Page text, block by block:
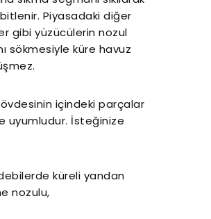
Piyasadaki diğer
gibi yüzücülerin nozul
sökmesiyle küre havuz
içindeki parçalar
uyumludur. İsteğinize
küreli yandan
nozulu,